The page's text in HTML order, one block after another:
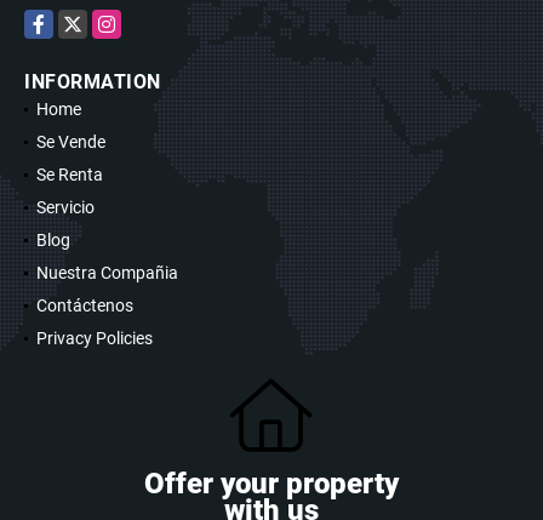
Facebook
X Instagram
INFORMATION
Home
Se Vende
Se Renta
Servicio
Blog
Nuestra Compañia
Contáctenos
Privacy Policies
Offer your property
with us